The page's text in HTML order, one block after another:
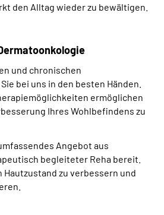
den Alltag wieder zu bewältigen.
und chronischen
bei uns in den besten Händen.
ermöglichen
Ihres Wohlbefindens zu
Angebot aus
begleiteter Reha bereit.
Hautzustand zu verbessern und